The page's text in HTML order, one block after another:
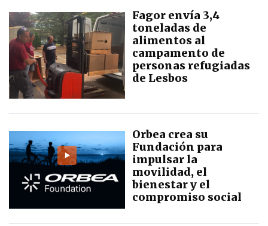
Fagor envía 3,4
toneladas de
alimentos al
campamento de
personas refugiadas
de Lesbos
Orbea crea su
Fundación para
impulsar la
movilidad, el
bienestar y el
compromiso social